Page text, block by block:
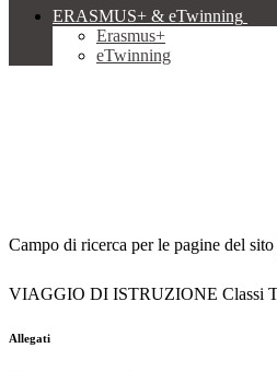
ERASMUS+ & eTwinning
Erasmus+
eTwinning
Campo di ricerca per le pagine del sito
VIAGGIO DI ISTRUZIONE Classi
Allegati